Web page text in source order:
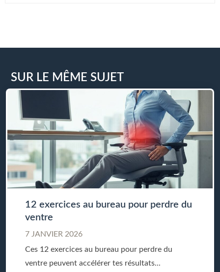
SUR LE MÊME SUJET
12 exercices au bureau pour perdre du
ventre
7 JANVIER 2026
Ces 12 exercices au bureau pour perdre du
ventre peuvent accélérer tes résultats...